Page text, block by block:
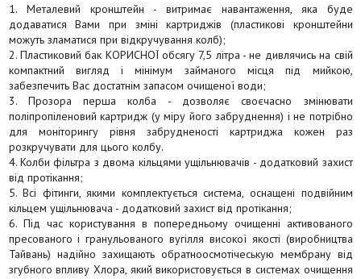
1. Металевий кронштейн - витримає навантаження, яка буде
додаватися Вами при зміні картриджів (пластикові кронштейни
можуть зламатися при відкручування колб);
2. Пластиковий бак КОРИСНОЇ обсягу 7,5 літра - не дивлячись на свій
компактний вигляд і мінімум займаного місця під мийкою,
забезпечить Вас достатнім запасом очищеної води;
3. Прозора перша колба - дозволяє своєчасно змінювати
поліпропіленовий картридж (у міру його забруднення) і не потрібно
для моніторингу рівня забрудненості картриджа кожен раз
розкручувати для цього колбу.
4. Колби фільтра з двома кільцями ущільнювачів - додатковий захист
від протікання;
5. Всі фітинги, якими комплектується система, оснащені подвійним
кільцем ущільнювача - додатковий захист від протікання;
6. Під час користування в попередньому очищенні активованого
пресованого і гранульованого вугілля високої якості (виробництва
Тайвань) надійно захищають обратноосмотічеськую мембрану від
згубного впливу Хлора, який використовується в системах очищення